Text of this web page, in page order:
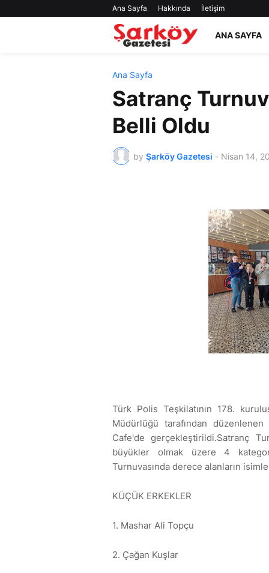
Ana Sayfa Hakkında İletişim
ANA SAYFA
Ana Sayfa
Satranç
Belli Oldu
by Şarköy Gazetesi - Nisan 14,
Türk Polis Teşkilatının 178.
Müdürlüğü tarafından
Cafe'de gerçekleştirildi.Satranç
büyükler olmak üzere 4
Turnuvasında derece alanların
KÜÇÜK ERKEKLER
1. Mashar Ali Topçu
2. Çağan Kuşlar